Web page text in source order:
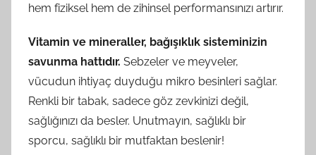
hem fiziksel hem de zihinsel performansınızı artırır.
Vitamin ve mineraller, bağışıklık sisteminizin
savunma hattıdır. Sebzeler ve meyveler,
vücudun ihtiyaç duyduğu mikro besinleri sağlar.
Renkli bir tabak, sadece göz zevkinizi değil,
sağlığınızı da besler. Unutmayın, sağlıklı bir
sporcu, sağlıklı bir mutfaktan beslenir!